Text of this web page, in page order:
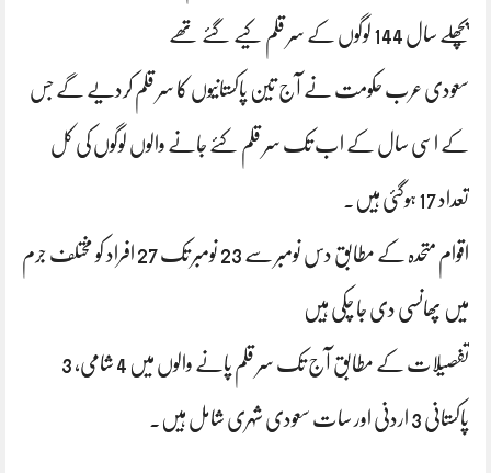
پچھلے سال 144 لوگوں کے سر قلم کیے گئے تھے
سعودی عرب حکومت نے آج تین پاکستانیوں کا سر قلم کردیے گے جس
کے اسی سال کے اب تک سر قلم کئے جانے والوں لوگوں کی کل
تعداد 17 ہوگئی ہیں۔
اقوام متحدہ کے مطابق دس نومبر سے 23 نومبر تک 27 افراد کو مختلف جرم
میں پھانسی دی جا چکی ہیں
تفصیلات کے مطابق آج تک سر قلم پانے والوں میں 4 شامی، 3
پاکستانی 3 اردنی اور سات سعودی شہری شامل ہیں۔